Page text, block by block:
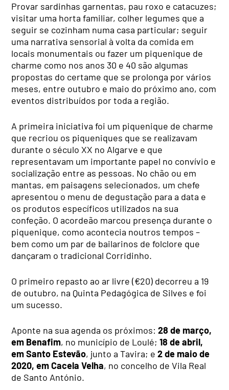
Provar sardinhas garnentas, pau roxo e catacuzes;
visitar uma horta familiar, colher legumes que a
seguir se cozinham numa casa particular; seguir
uma narrativa sensorial à volta da comida em
locais monumentais ou fazer um piquenique de
charme como nos anos 30 e 40 são algumas
propostas do certame que se prolonga por vários
meses, entre outubro e maio do próximo ano, com
eventos distribuídos por toda a região.
A primeira iniciativa foi um piquenique de charme
que recriou os piqueniques que se realizavam
durante o século XX no Algarve e que
representavam um importante papel no convívio e
socialização entre as pessoas. No chão ou em
mantas, em paisagens selecionados, um chefe
apresentou o menu de degustação para a data e
os produtos específicos utilizados na sua
confeção. O acordeão marcou presença durante o
piquenique, como acontecia noutros tempos –
bem como um par de bailarinos de folclore que
dançaram o tradicional Corridinho.
O primeiro repasto ao ar livre (€20) decorreu a 19
de outubro, na Quinta Pedagógica de Silves e foi
um sucesso.
Aponte na sua agenda os próximos:28 de março,
em Benafim, no município de Loulé;18 de abril,
em Santo Estevão, junto a Tavira; e2 de maio de
2020, em Cacela Velha, no concelho de Vila Real
de Santo António.